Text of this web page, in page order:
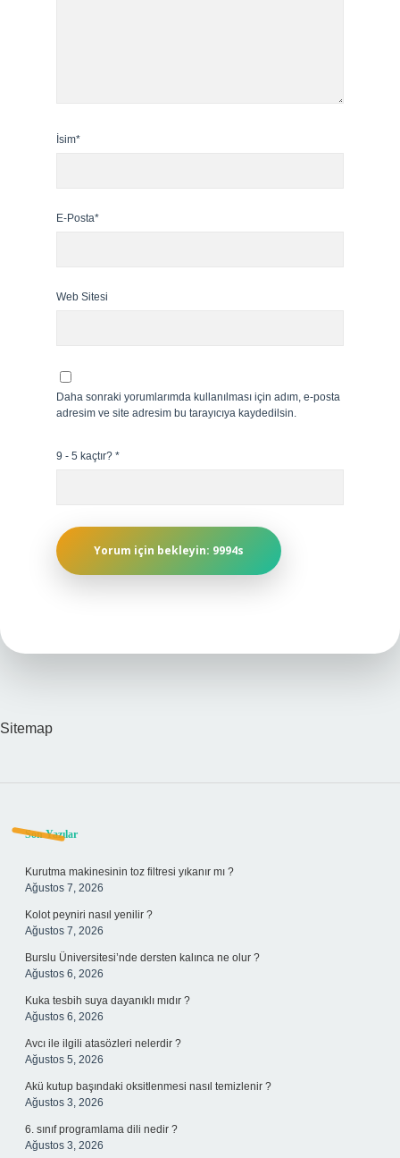
İsim*
E-Posta*
Web Sitesi
Daha sonraki yorumlarımda kullanılması için adım, e-posta
adresim ve site adresim bu tarayıcıya kaydedilsin.
9 - 5 kaçtır? *
Sitemap
Sidebar
Son Yazılar
Kurutma makinesinin toz filtresi yıkanır mı ?
Ağustos 7, 2026
Kolot peyniri nasıl yenilir ?
Ağustos 7, 2026
Burslu Üniversitesi’nde dersten kalınca ne olur ?
Ağustos 6, 2026
Kuka tesbih suya dayanıklı mıdır ?
Ağustos 6, 2026
Avcı ile ilgili atasözleri nelerdir ?
Ağustos 5, 2026
Akü kutup başındaki oksitlenmesi nasıl temizlenir ?
Ağustos 3, 2026
6. sınıf programlama dili nedir ?
Ağustos 3, 2026